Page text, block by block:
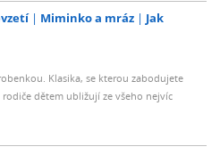
Miminko a mráz
Jak
Klasika, se kterou zabodujete
dětem ubližují ze všeho nejvíc